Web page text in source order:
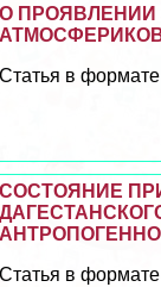
О ПРОЯВЛЕНИИ
Статья в
СОСТОЯНИЕ
Статья в